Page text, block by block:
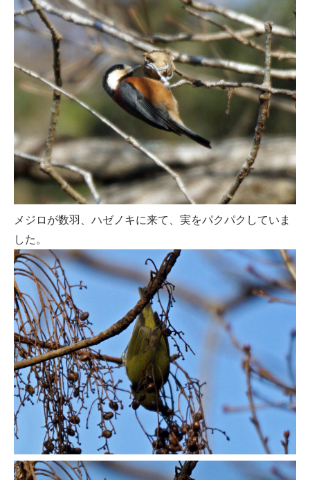
メジロが数羽、ハゼノキに来て、実をパクパクしていま
した。